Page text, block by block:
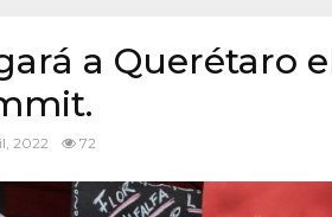
a Querétaro
2022 72